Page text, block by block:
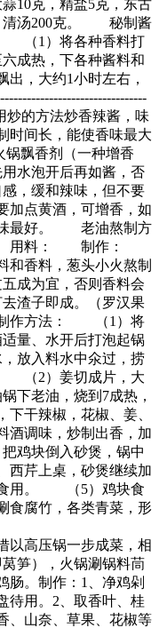
10克，精盐5克，东古
清汤200克。 秘制酱
1）将各种香料打
成热，下各种酱料和
，大约1小时左右，
方法炒香辣酱，味
时间长，能使香味最大
飘香剂（一种增香
水泡开后再如酱，否
，缓和辣味，但不要
加点黄酒，可增香，如
味最好。 老油熬制方
： 用料： 制作：
和香料，葱头小火熬制
成为宜，否则香料会
渣子即成。（罗汉果
作方法： （1）将
量、水开后打泡起锅
放入料水中氽过，捞
（2）姜切成片，大
老油，烧到7成热，
干辣椒，花椒、姜、
酒调味，炒制出香，加
鸡块倒入砂煲，锅中
西芹上桌，砂煲继续加
食用。 （5）鸡块食
食腐竹，各类青菜，形
以高压锅一步成菜，相
笋），火锅涮锅料茼
肠。制作：1、净鸡剁
待用。2、取香叶、桂
、山奈、草果、花椒等